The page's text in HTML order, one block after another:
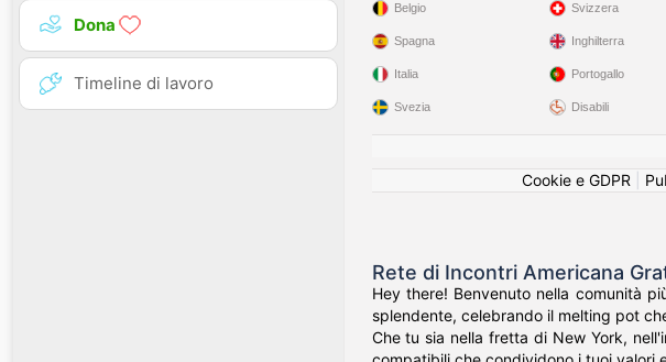
Dona
Timeline di lavoro
Belgio
Spagna
Italia
Svezia
Svizzera
Inghilterra
Portogallo
Disabili
Cookie e GDPR
Rete di Incontri Americana
Hey there! Benvenuto nella comunità
splendente, celebrando il melting pot
Che tu sia nella fretta di New York,